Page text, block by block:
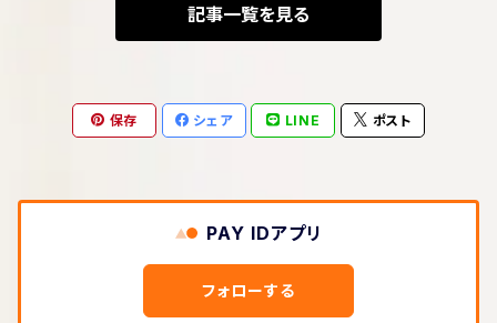
記事一覧を見る
保存 シェア LINE ポスト
PAY IDアプリ
フォローする